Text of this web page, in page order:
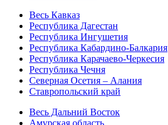
Весь Кавказ
Республика Дагестан
Республика Ингушетия
Республика Кабардино-Балкария
Республика Карачаево-Черкесия
Республика Чечня
Северная Осетия – Алания
Ставропольский край
Весь Дальний Восток
Амурская область